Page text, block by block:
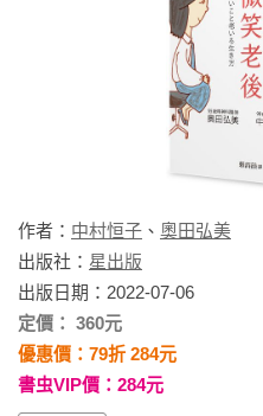
作者： 中村恒子 、 奧田弘美
出版社： 星出版
出版日期：2022-07-06
定價： 360元
優惠價：79折 284元
書虫VIP價：284元